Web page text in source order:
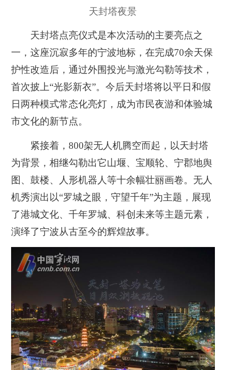
天封塔夜景
天封塔点亮仪式是本次活动的主要亮点之
一，这座沉寂多年的宁波地标，在完成70余天保
护性改造后，通过外围投光与激光勾勒等技术，
首次披上“光影新衣”。今后天封塔将以平日和假
日两种模式常态化亮灯，成为市民夜游和体验城
市文化的新节点。
紧接着，800架无人机腾空而起，以天封塔
为背景，相继勾勒出它山堰、宝顺轮、宁郡地舆
图、鼓楼、人形机器人等十余幅壮丽画卷。无人
机秀演出以“罗城之眼，守望千年”为主题，展现
了港城文化、千年罗城、科创未来等主题元素，
演绎了宁波从古至今的辉煌故事。